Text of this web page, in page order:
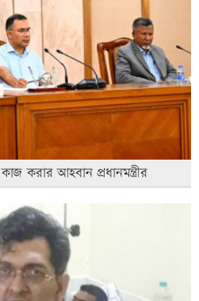
করার আহবান প্রধানমন্ত্রীর